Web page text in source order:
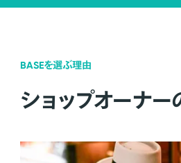
BASEを選ぶ理由
ショップオーナー